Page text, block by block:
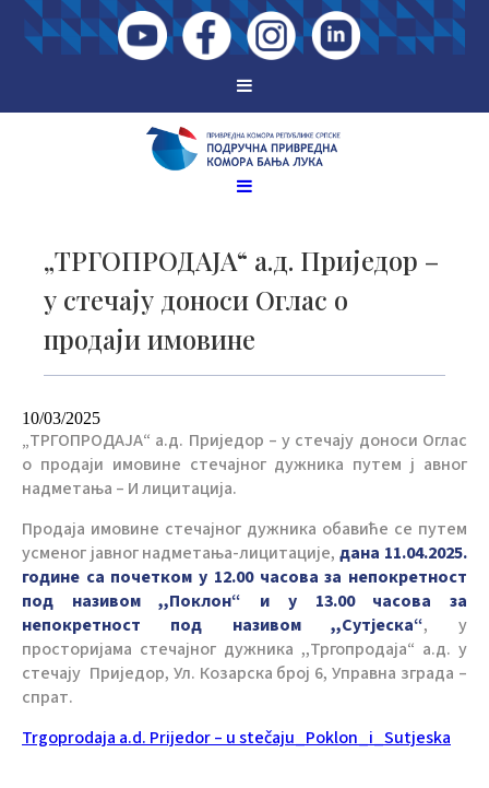
„ТРГОПРОДАЈА“ а.д. Приједор –
у стечају доноси Оглас о
продаји имовине
10/03/2025
„ТРГОПРОДАЈА“ а.д. Приједор – у стечају доноси Оглас
о продаји имовине стечајног дужника путем ј авног
надметања – И лицитација.
Продаја имовине стечајног дужника обавиће се путем
усменог јавног надметања-лицитације,дана 11.04.2025.
године са почетком у 12.00 часова за непокретност
под називом ,,Поклон“ и у 13.00 часова за
непокретност под називом ,,Сутјеска“, у
просторијама стечајног дужника ,,Тргопродаја“ а.д. у
стечају Приједор, Ул. Козарска број 6, Управна зграда –
спрат.
Trgoprodaja a.d. Prijedor – u stečaju_Poklon_i_Sutjeska